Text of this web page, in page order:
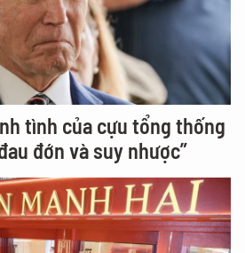
tình của cựu tổng thống
đớn và suy nhược”